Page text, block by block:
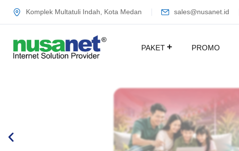
Komplek Multatuli Indah, Kota Medan sales@nusanet.id
PAKET PROMO